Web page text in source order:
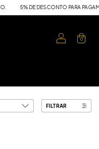
5% DE DESCONTO PARA
0
FILTRAR